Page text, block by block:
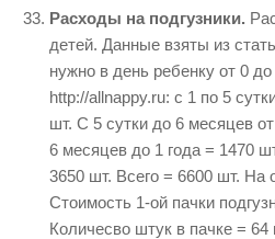
Расходы на подгузники.
детей. Данные взяты из
нужно в день ребенку от 0
http://allnappy.ru: с 1 по 5
шт. С 5 сутки до 6 месяцев
6 месяцев до 1 года = 1470
3650 шт. Всего = 6600 шт. На
Стоимость 1-ой пачки
Количесво штук в пачке = 64